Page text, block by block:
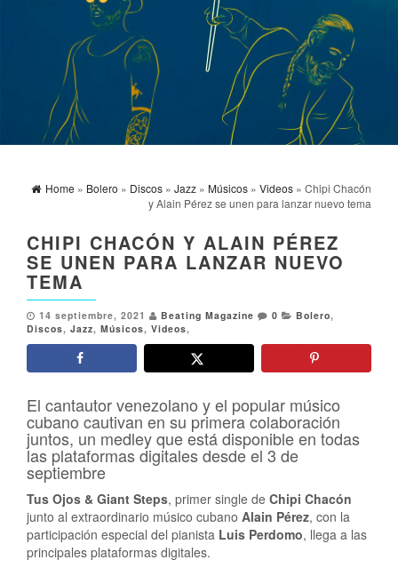
Home » Bolero » Discos » Jazz » Músicos » Videos » Chipi Chacón
y Alain Pérez se unen para lanzar nuevo tema
CHIPI CHACÓN Y ALAIN PÉREZ
SE UNEN PARA LANZAR NUEVO
TEMA
14 septiembre, 2021 Beating Magazine 0 Bolero,
Discos, Jazz, Músicos, Videos,
El cantautor venezolano y el popular músico
cubano cautivan en su primera colaboración
juntos, un medley que está disponible en todas
las plataformas digitales desde el 3 de
septiembre
Tus Ojos & Giant Steps, primer single de Chipi Chacón
junto al extraordinario músico cubano Alain Pérez, con la
participación especial del pianista Luis Perdomo, llega a las
principales plataformas digitales.